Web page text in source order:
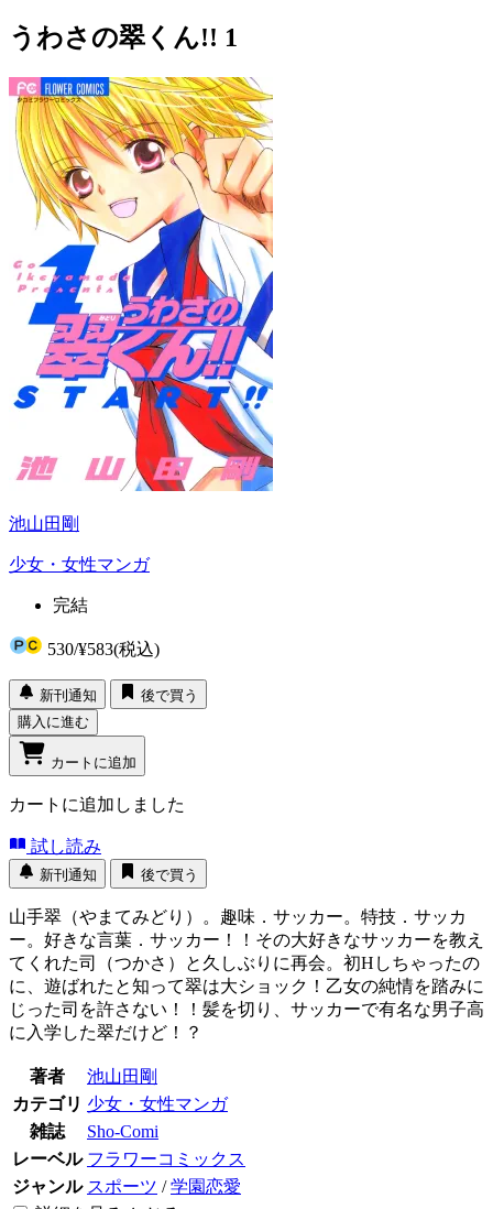
うわさの翠くん!! 1
池山田剛
少女・女性マンガ
完結
530/¥583(税込)
新刊通知
後で買う
購入に進む
カートに追加
カートに追加しました
試し読み
新刊通知 後で買う
山手翠（やまてみどり）。趣味．サッカー。特技．サッカ
ー。好きな言葉．サッカー！！その大好きなサッカーを教え
てくれた司（つかさ）と久しぶりに再会。初Hしちゃったの
に、遊ばれたと知って翠は大ショック！乙女の純情を踏みに
じった司を許さない！！髪を切り、サッカーで有名な男子高
に入学した翠だけど！？
著者
池山田剛
カテゴリ 少女・女性マンガ
雑誌
Sho-Comi
レーベル フラワーコミックス
ジャンル スポーツ /学園恋愛